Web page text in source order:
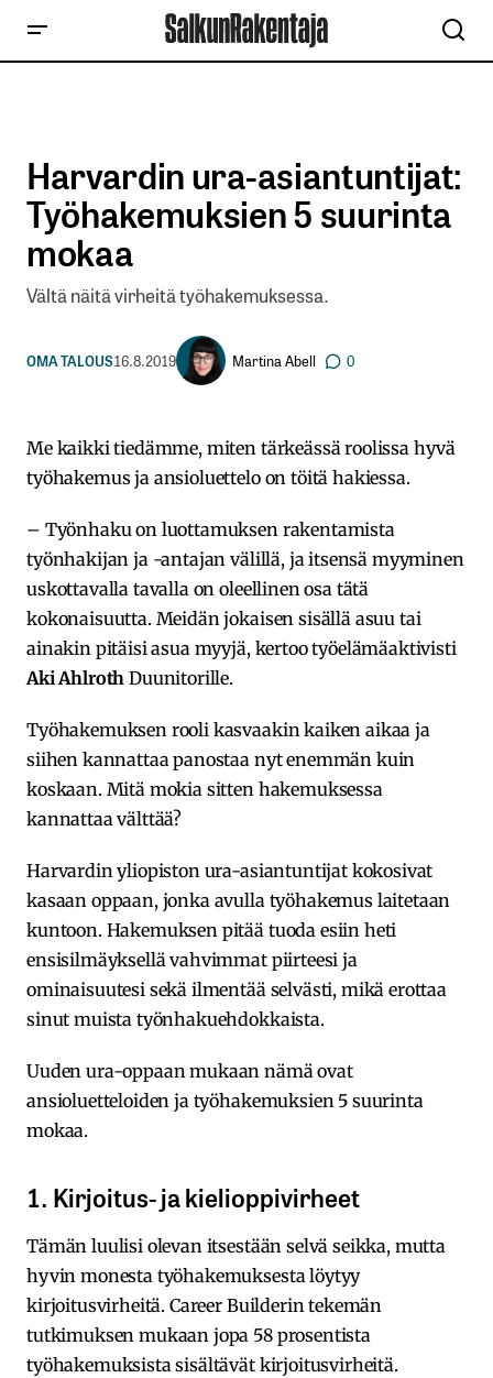
Harvardin ura-asiantuntijat:
Työhakemuksien 5 suurinta
mokaa
Vältä näitä virheitä työhakemuksessa.
OMA TALOUS16.8.2019 Martina Abell 0
Me kaikki tiedämme, miten tärkeässä roolissa hyvä
työhakemus ja ansioluettelo on töitä hakiessa.
– Työnhaku on luottamuksen rakentamista
työnhakijan ja -antajan välillä, ja itsensä myyminen
uskottavalla tavalla on oleellinen osa tätä
kokonaisuutta. Meidän jokaisen sisällä asuu tai
ainakin pitäisi asua myyjä, kertoo työelämäaktivisti
Aki Ahlroth Duunitorille.
Työhakemuksen rooli kasvaakin kaiken aikaa ja
siihen kannattaa panostaa nyt enemmän kuin
koskaan. Mitä mokia sitten hakemuksessa
kannattaa välttää?
Harvardin yliopiston ura-asiantuntijat kokosivat
kasaan oppaan, jonka avulla työhakemus laitetaan
kuntoon. Hakemuksen pitää tuoda esiin heti
ensisilmäyksellä vahvimmat piirteesi ja
ominaisuutesi sekä ilmentää selvästi, mikä erottaa
sinut muista työnhakuehdokkaista.
Uuden ura-oppaan mukaan nämä ovat
ansioluetteloiden ja työhakemuksien 5 suurinta
mokaa.
1. Kirjoitus- ja kielioppivirheet
Tämän luulisi olevan itsestään selvä seikka, mutta
hyvin monesta työhakemuksesta löytyy
kirjoitusvirheitä. Career Builderin tekemän
tutkimuksen mukaan jopa 58 prosentista
työhakemuksista sisältävät kirjoitusvirheitä.